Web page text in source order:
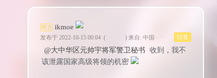
博主 ikmoe
回复
发布于 2022-10-15 00:04 ( ) 来自: 中国 · ·
@大中华区元帅宇将军警卫秘书
收到，我不
该泄露国家高级将领的机密